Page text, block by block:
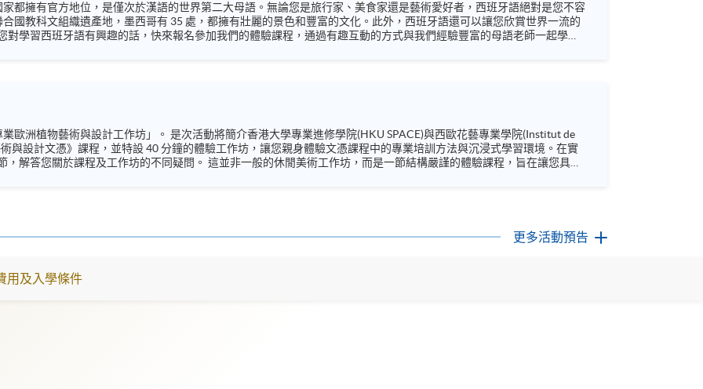
都擁有官方地位，是僅次於漢語的世界第二大母語。無論您是旅行家、美食家還是藝術愛好者，西班牙語絕對是您不容
國教科文組織遺產地，墨西哥有 35 處，都擁有壯麗的景色和豐富的文化。此外，西班牙語還可以讓您欣賞世界一流的
對學習西班牙語有興趣的話，快來報名參加我們的體驗課程，通過有趣互動的方式與我們經驗豐富的母語老師一起學習
介香港大學專業進修學院(HKU SPACE)與西歐花藝專業學院(Institut de
與設計文憑》課程，並特設 40 分鐘的體驗工作坊，讓您親身體驗文憑課程中的專業培訓方法與沉浸式學習環境。在實
。 這並非一般的休閒美術工作坊，而是一節結構嚴謹的體驗課程，旨在讓您具體
更多活動預告
用及入學條件